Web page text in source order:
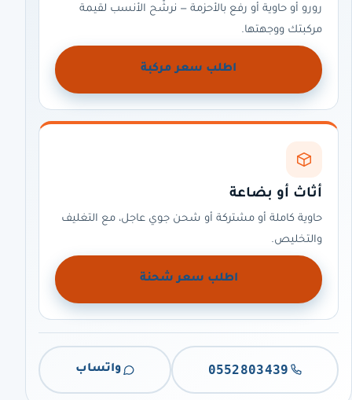
رورو أو حاوية أو رفع بالأحزمة — نرشّح الأنسب لقيمة
مركبتك ووجهتها.
اطلب سعر مركبة
أثاث أو بضاعة
حاوية كاملة أو مشتركة أو شحن جوي عاجل، مع التغليف
والتخليص.
اطلب سعر شحنة
0552803439 واتساب